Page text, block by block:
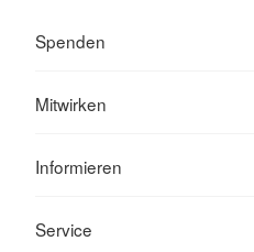
Spenden
Mitwirken
Informieren
Service